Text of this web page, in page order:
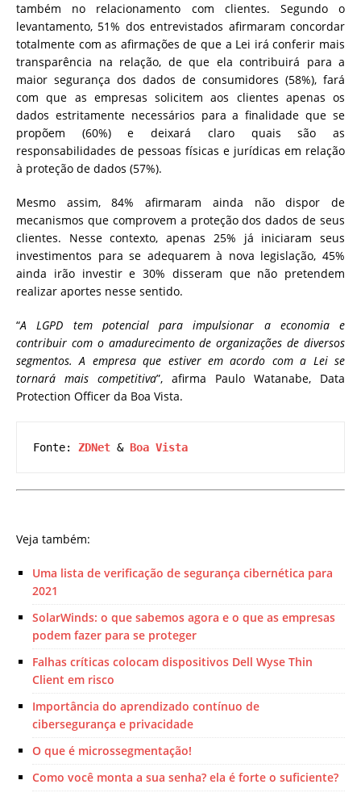
também no relacionamento com clientes. Segundo o
levantamento, 51% dos entrevistados afirmaram concordar
totalmente com as afirmações de que a Lei irá conferir mais
transparência na relação, de que ela contribuirá para a
maior segurança dos dados de consumidores (58%), fará
com que as empresas solicitem aos clientes apenas os
dados estritamente necessários para a finalidade que se
propõem (60%) e deixará claro quais são as
responsabilidades de pessoas físicas e jurídicas em relação
à proteção de dados (57%).
Mesmo assim, 84% afirmaram ainda não dispor de
mecanismos que comprovem a proteção dos dados de seus
clientes. Nesse contexto, apenas 25% já iniciaram seus
investimentos para se adequarem à nova legislação, 45%
ainda irão investir e 30% disseram que não pretendem
realizar aportes nesse sentido.
“A LGPD tem potencial para impulsionar a economia e
contribuir com o amadurecimento de organizações de diversos
segmentos. A empresa que estiver em acordo com a Lei se
tornará mais competitiva”, afirma Paulo Watanabe, Data
Protection Officer da Boa Vista.
Fonte: ZDNet & Boa Vista
Veja também:
Uma lista de verificação de segurança cibernética para
2021
SolarWinds: o que sabemos agora e o que as empresas
podem fazer para se proteger
Falhas críticas colocam dispositivos Dell Wyse Thin
Client em risco
Importância do aprendizado contínuo de
cibersegurança e privacidade
O que é microssegmentação!
Como você monta a sua senha? ela é forte o suficiente?